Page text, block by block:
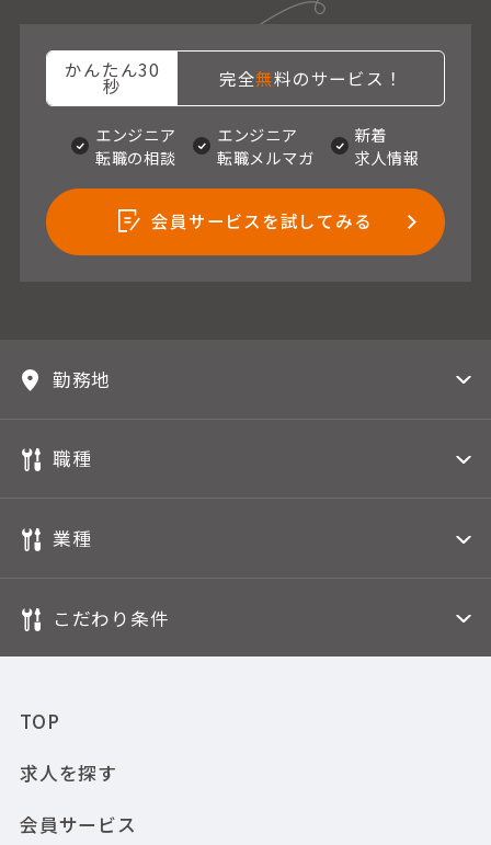
かんたん30
秒 完全無料のサービス！
エンジニア
転職の相談
エンジニア
転職メルマガ
新着
求人情報
会員サービスを試してみる
勤務地
職種
業種
こだわり条件
TOP
求人を探す
会員サービス